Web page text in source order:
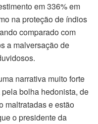
em 336% em
na proteção de índios
comparado com
a malversação de
narrativa muito forte
bolha hedonista, de
maltratadas e estão
o presidente da